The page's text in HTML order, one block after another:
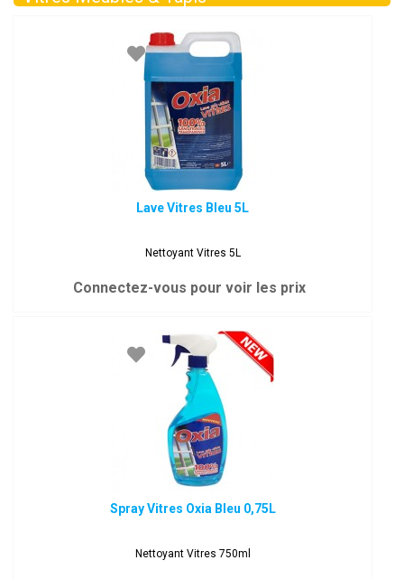
Lave Vitres Bleu 5L
Nettoyant Vitres 5L
Connectez-vous pour voir les prix
Spray Vitres Oxia Bleu 0,75L
Nettoyant Vitres 750ml